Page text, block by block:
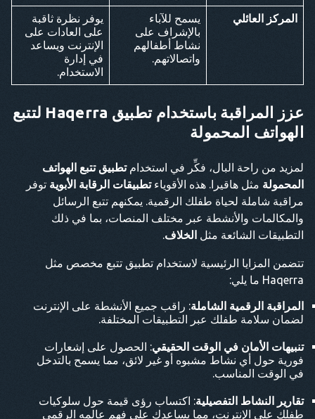
المركز العائلي
يسمح للآباء
بالإشراف على
نشاط أطفالهم
واتصالاتهم.
يوفر نظرة ثاقبة
على العادات على
الإنترنت ويساعد
في إدارة
الاستخدام.
عزز المراقبة باستخدام تطبيق Haqerra لتتبع
الهواتف المحمولة
لمزيد من راحة البال، فكِّر في استخدامتطبيق تتبع الهواتف
المحمولة مثل هاقيرا. هذه الأقوياءتطبيقات الرقابة الأبوية توفر
مراقبة شاملة لحياة طفلك الرقمية. يمكنهم تتبع الرسائل
والمكالمات والأنشطة عبر مختلف المنصات، بما في ذلك
التطبيقات الشائعة مثل الخلاف.
تتضمن المزايا الرئيسية لاستخدام تطبيق تتبع مخصص مثل
Haqerra ما يلي:
المراقبة الرقمية الشاملة: راقب جميع الأنشطة على الإنترنت
لضمان سلامة طفلك عبر التطبيقات المختلفة.
تنبيهات الأمان في الوقت الحقيقي: الحصول على إشعارات
فورية حول أي نشاط مشبوه أو غير لائق، مما يسمح بالتدخل
في الوقت المناسب.
تقارير النشاط التفصيلية: اكتساب رؤى قيمة حول سلوكيات
طفلك على الإنترنت، مما يساعدك على فهم عالمه الرقمي